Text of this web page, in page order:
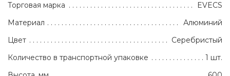
Торговая марка
EVECS
Материал
Алюминий
Цвет
Серебристый
Количество в транспортной упаковке
1 шт.